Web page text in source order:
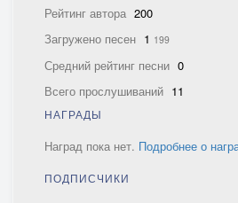
Рейтинг автора 200
Загружено песен 1 199
Средний рейтинг песни 0
Всего прослушиваний 11
НАГРАДЫ
Наград пока нет. Подробнее о
ПОДПИСЧИКИ